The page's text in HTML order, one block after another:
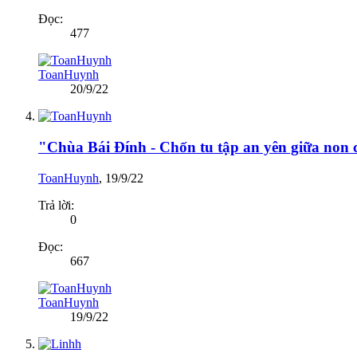
Đọc:
477
ToanHuynh
20/9/22
"Chùa Bái Đính - Chốn tu tập an yên giữa non
ToanHuynh, 19/9/22
Trả lời:
0
Đọc:
667
ToanHuynh
19/9/22